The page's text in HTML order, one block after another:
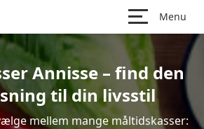
Menu
Annisse – find den
til din livsstil
mellem mange måltidskasser: